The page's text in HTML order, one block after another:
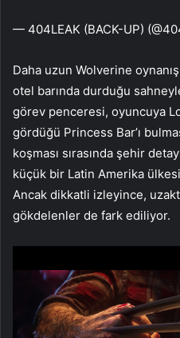
— 404LEAK (BACK-UP)
Daha uzun Wolverine
otel barında durduğu
görev penceresi, oyuncuya
gördüğü Princess Bar’ı
koşması sırasında şehir
küçük bir Latin Amerika
Ancak dikkatli izleyince,
gökdelenler de fark ediliyor.